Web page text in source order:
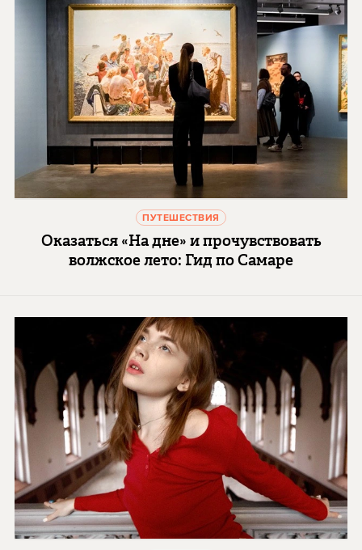
ПУТЕШЕСТВИЯ
Оказаться «На дне» и прочувствовать
волжское лето: Гид по Самаре